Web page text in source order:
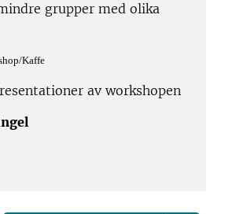
grupper med olika
Kaffe
av workshopen